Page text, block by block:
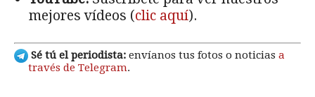
mejores vídeos (clic aquí).
Sé tú el periodista: envíanos tus fotos o noticias a
través de Telegram.